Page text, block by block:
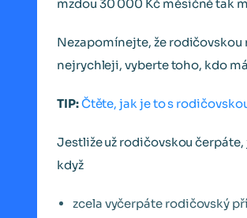
mzdou 30 000 Kč měsíčně tak
Nezapomínejte, že
nejrychleji, vyberte toho, kdo
TIP:Čtěte, jak je to s
Jestliže už rodičovskou
když
zcela vyčerpáte rodičovský